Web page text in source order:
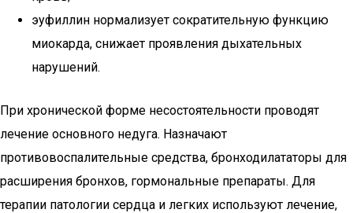
эуфиллин нормализует сократительную функцию
миокарда, снижает проявления дыхательных
нарушений.
При хронической форме несостоятельности проводят
лечение основного недуга. Назначают
противовоспалительные средства, бронходилататоры для
расширения бронхов, гормональные препараты. Для
терапии патологии сердца и легких используют лечение,